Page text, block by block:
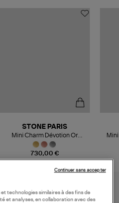
730,00 €
STONE PARIS
Mini Charm Dévotion Or
Diamants
technologies similaires à des fins de
et analyses, en collaboration avec des
Continuer sans accepter